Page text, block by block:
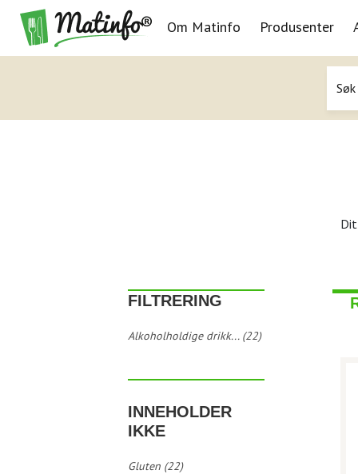
Navigasjon
Om Matinfo Produsenter
FILTRERING
Alkoholholdige drikk... (22)
INNEHOLDER
IKKE
Gluten (22)